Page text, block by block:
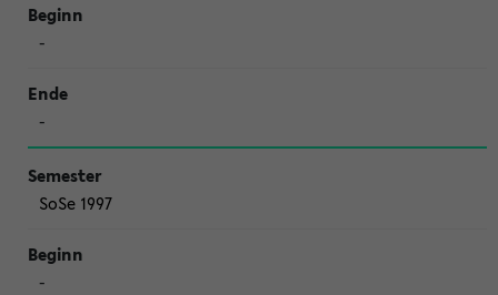
-
-
SoSe 1997
-